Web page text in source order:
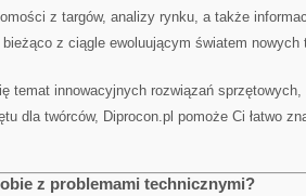
z targów, analizy rynku, a także
z ciągle ewoluującym światem nowych
temat innowacyjnych rozwiązań sprzętowych,
dla twórców, Diprocon.pl pomoże Ci łatwo
z problemami technicznymi?